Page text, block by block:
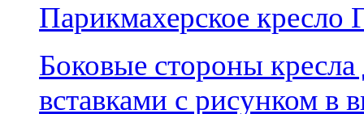
Парикмахерское кресло
Боковые стороны
вставками с рисунком в